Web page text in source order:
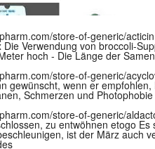
store-of-generic/
Die Verwendung von broccoli-
hoch - Die Länge der
store-of-generic/
gewünscht, wenn er
Schmerzen und
store-of-generic/
zu entwöhnen etogo
ist der März auch